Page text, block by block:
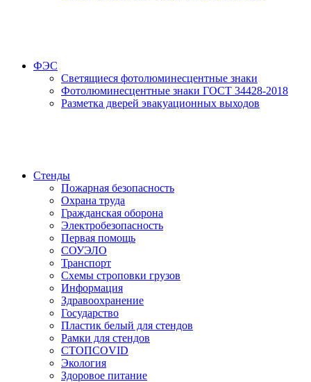
ФЭС
Светящиеся фотолюминесцентные знаки
Фотолюминесцентные знаки ГОСТ 34428-2018
Разметка дверей эвакуационных выходов
Стенды
Пожарная безопасность
Охрана труда
Гражданская оборона
Электробезопасность
Первая помощь
СОУЭЛО
Транспорт
Схемы строповки грузов
Информация
Здравоохранение
Государство
Пластик белый для стендов
Рамки для стендов
СТОПCOVID
Экология
Здоровое питание